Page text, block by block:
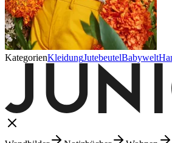
KategorienKleidungJutebeutelBabywelt